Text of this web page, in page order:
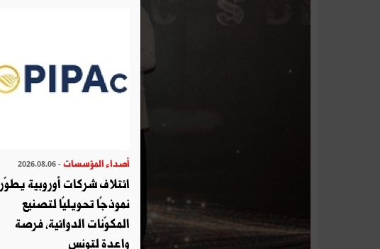
أصداء المؤسسات - 2026.08.06
ائتلاف شركات أوروبية يطوّر
نموذجًا تحويليًا لتصنيع
المكوّنات الدوائية، فرصة
واعدة لتونس